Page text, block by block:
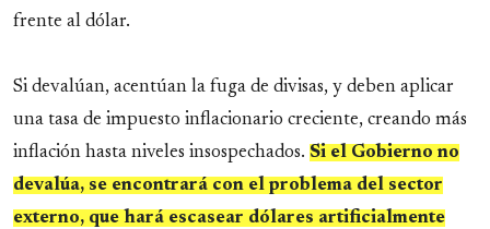
frente al dólar.
Si devalúan, acentúan la fuga de divisas, y deben aplicar
una tasa de impuesto inflacionario creciente, creando más
inflación hasta niveles insospechados. Si el Gobierno no
devalúa, se encontrará con el problema del sector
externo, que hará escasear dólares artificialmente